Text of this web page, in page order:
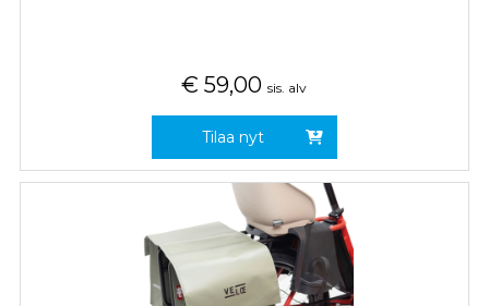
€ 59,00 sis. alv
Tilaa nyt